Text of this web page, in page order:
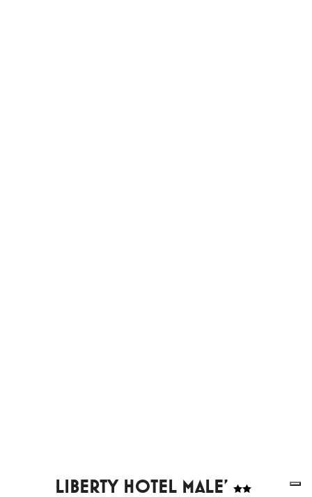
LIBERTY HOTEL MALE'